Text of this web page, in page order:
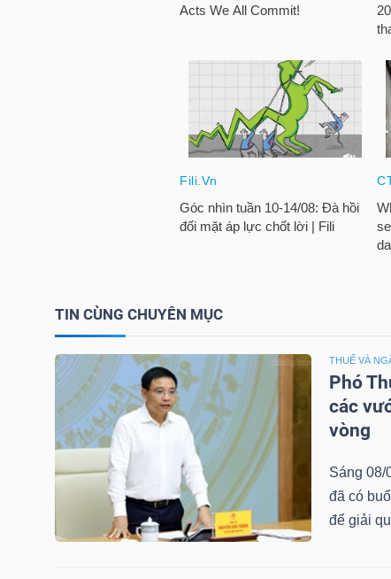
TIN CÙNG CHUYÊN MỤC
THUẾ VÀ
Phó
các
vòng
Sáng 08/
đã có
để giải
CÔNG
NGHIỆP
KHÔNG